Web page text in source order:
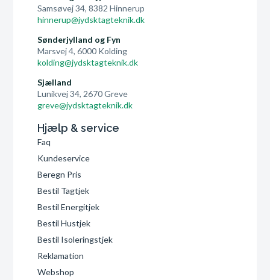
Samsøvej 34, 8382 Hinnerup
hinnerup@jydsktagteknik.dk
Sønderjylland og Fyn
Marsvej 4, 6000 Kolding
kolding@jydsktagteknik.dk
Sjælland
Lunikvej 34, 2670 Greve
greve@jydsktagteknik.dk
Hjælp & service
Faq
Kundeservice
Beregn Pris
Bestil Tagtjek
Bestil Energitjek
Bestil Hustjek
Bestil Isoleringstjek
Reklamation
Webshop